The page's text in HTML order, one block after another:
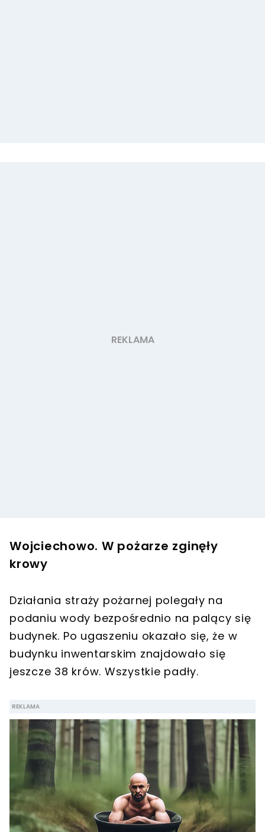
Wojciechowo. W pożarze zginęły
krowy
Działania straży pożarnej polegały na
podaniu wody bezpośrednio na palący się
budynek. Po ugaszeniu okazało się, że w
budynku inwentarskim znajdowało się
jeszcze 38 krów. Wszystkie padły.